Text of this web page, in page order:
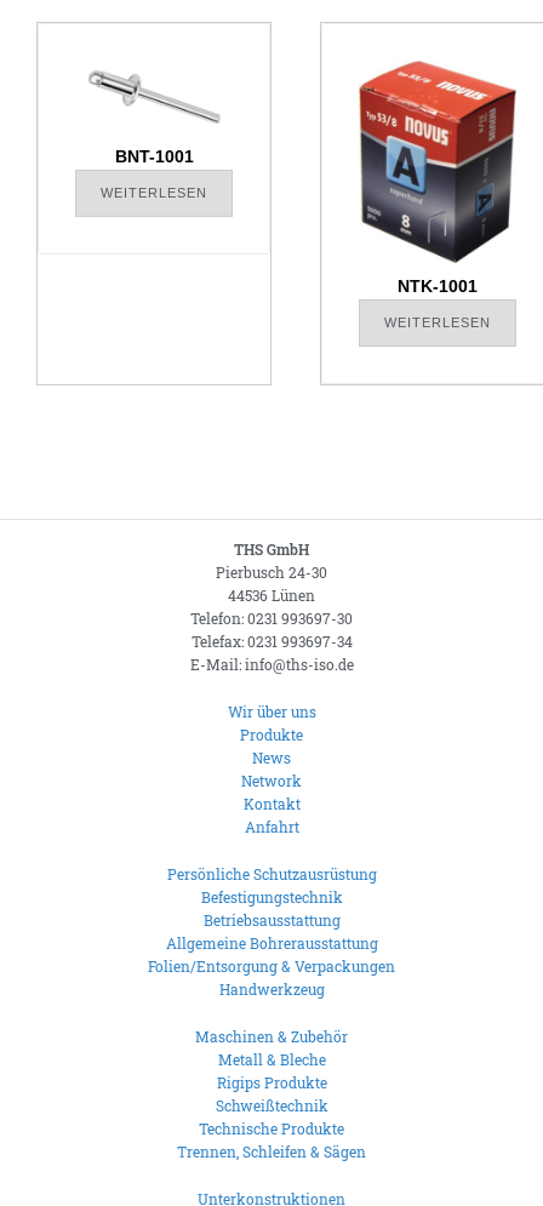
BNT-1001
WEITERLESEN
NTK-1001
WEITERLESEN
THS GmbH
Pierbusch 24-30
44536 Lünen
Telefon: 0231 993697-30
Telefax: 0231 993697-34
E-Mail: info@ths-iso.de
Wir über uns
Produkte
News
Network
Kontakt
Anfahrt
Persönliche Schutzausrüstung
Befestigungstechnik
Betriebsausstattung
Allgemeine Bohrerausstattung
Folien/Entsorgung & Verpackungen
Handwerkzeug
Maschinen & Zubehör
Metall & Bleche
Rigips Produkte
Schweißtechnik
Technische Produkte
Trennen, Schleifen & Sägen
Unterkonstruktionen